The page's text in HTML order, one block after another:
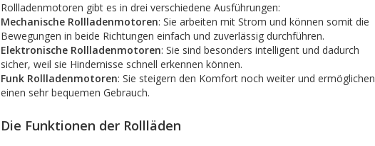
Rollladenmotoren gibt es in drei verschiedene Ausführungen:
Mechanische Rollladenmotoren: Sie arbeiten mit Strom und können somit die
Bewegungen in beide Richtungen einfach und zuverlässig durchführen.
Elektronische Rollladenmotoren: Sie sind besonders intelligent und dadurch
sicher, weil sie Hindernisse schnell erkennen können.
Funk Rollladenmotoren: Sie steigern den Komfort noch weiter und ermöglichen
einen sehr bequemen Gebrauch.
Die Funktionen der Rollläden